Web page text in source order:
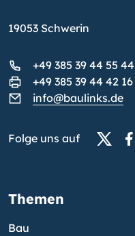
19053 Schwerin
+49 385 39 44 55 44
+49 385 39 44 42 16
info@baulinks.de
Folge uns auf
Themen
Bau